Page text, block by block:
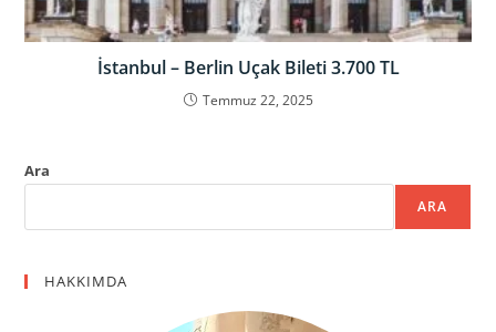
İstanbul – Berlin Uçak Bileti 3.700 TL
Temmuz 22, 2025
Ara
ARA
HAKKIMDA